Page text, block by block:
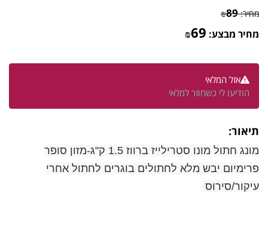
מחיר: ₪89
מחיר מבצע: ₪69
אזל המלאי
הודיעו לי כשחוזר למלאי
תיאור:
מונג חתול מונו סטרילייז ברווז 1.5 ק"ג-מזון סופר
פרימיום יבש מלא לחתולים בוגרים לחתול אחרי
עיקור/סירוס